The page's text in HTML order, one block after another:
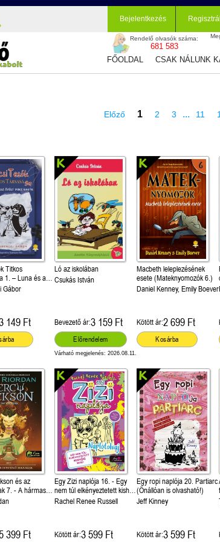
Bejelentkezés
Rendelő olvasók száma:
681 583
FŐOLDAL CSAK NÁLUNK
Előző 1 2 3 ... 11
Titkos
1. – Luna és az
Gábor
149 Ft
Ló az iskolában
Csukás István
Bevezető ár:3 159 Ft
Előrendelem
Várható megjelenés: 2026.08.11.
Macbeth leleplezésének
esete (Mateknyomozók 6.)
Daniel Kenney, Emily Boever
Kötött ár:2 699 Ft
Kosárba
és az
7. - A hármas
399 Ft
Egy Zizi naplója 16. - Egy
nem túl elkényeztetett kishúg
meséi – Naplótolvaj
Rachel Renee Russell
Kötött ár:3 599 Ft
Egy ropi naplója 20. Partiarc
(Önállóan is olvasható!)
Jeff Kinney
Kötött ár:3 599 Ft